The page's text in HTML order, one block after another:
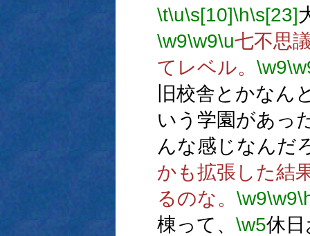
\t\u\s[10]\h\s[23]
\w9\w9\u七不思
てレベル。 \w9
旧校舎とかなん
いう学園があっ
んな感じなんだ
かも拡張した結
るのな。 \w9\w9
棟って、 \w5休